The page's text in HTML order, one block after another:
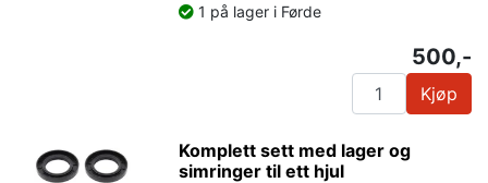
1 på lager i Førde
500,-
Kjøp
Komplett sett med lager og
simringer til ett hjul